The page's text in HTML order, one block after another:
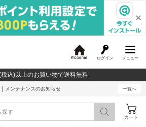
メニュー
ログイン
c
o
込)以上のお買い物で送料無料
メンテナンスのお知らせ 一覧へ
探す
カート